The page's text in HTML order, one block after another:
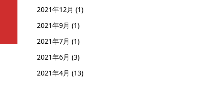
2021年12月 (1)
2021年9月 (1)
2021年7月 (1)
2021年6月 (3)
2021年4月 (13)